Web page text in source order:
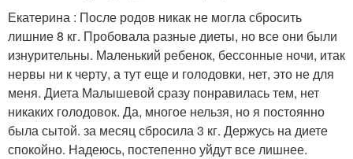
Екатерина : После родов никак не могла сбросить
лишние 8 кг. Пробовала разные диеты, но все они были
изнурительны. Маленький ребенок, бессонные ночи, итак
нервы ни к черту, а тут еще и голодовки, нет, это не для
меня. Диета Малышевой сразу понравилась тем, нет
никаких голодовок. Да, многое нельзя, но я постоянно
была сытой. за месяц сбросила 3 кг. Держусь на диете
спокойно. Надеюсь, постепенно уйдут все лишнее.